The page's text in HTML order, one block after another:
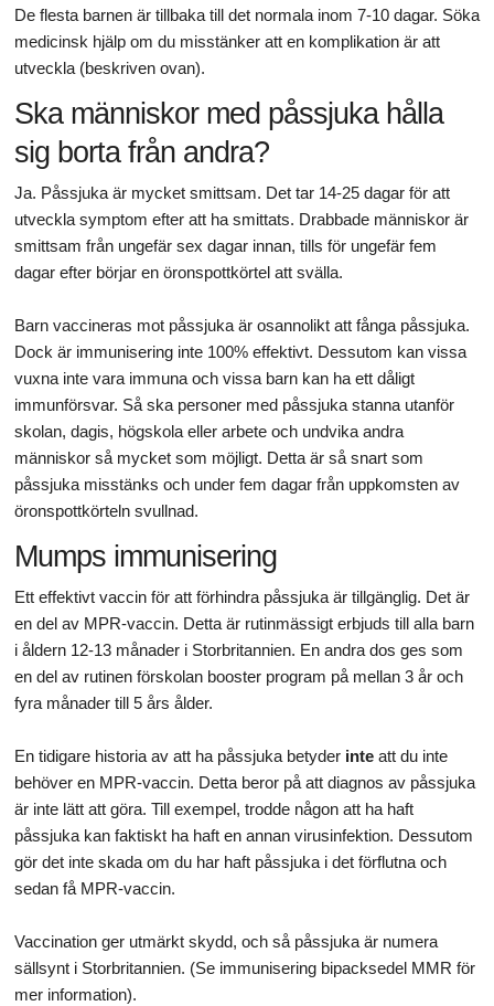
De flesta barnen är tillbaka till det normala inom 7-10 dagar. Söka
medicinsk hjälp om du misstänker att en komplikation är att
utveckla (beskriven ovan).
Ska människor med påssjuka hålla
sig borta från andra?
Ja. Påssjuka är mycket smittsam. Det tar 14-25 dagar för att
utveckla symptom efter att ha smittats. Drabbade människor är
smittsam från ungefär sex dagar innan, tills för ungefär fem
dagar efter börjar en öronspottkörtel att svälla.
Barn vaccineras mot påssjuka är osannolikt att fånga påssjuka.
Dock är immunisering inte 100% effektivt. Dessutom kan vissa
vuxna inte vara immuna och vissa barn kan ha ett dåligt
immunförsvar. Så ska personer med påssjuka stanna utanför
skolan, dagis, högskola eller arbete och undvika andra
människor så mycket som möjligt. Detta är så snart som
påssjuka misstänks och under fem dagar från uppkomsten av
öronspottkörteln svullnad.
Mumps immunisering
Ett effektivt vaccin för att förhindra påssjuka är tillgänglig. Det är
en del av MPR-vaccin. Detta är rutinmässigt erbjuds till alla barn
i åldern 12-13 månader i Storbritannien. En andra dos ges som
en del av rutinen förskolan booster program på mellan 3 år och
fyra månader till 5 års ålder.
En tidigare historia av att ha påssjuka betyder inte att du inte
behöver en MPR-vaccin. Detta beror på att diagnos av påssjuka
är inte lätt att göra. Till exempel, trodde någon att ha haft
påssjuka kan faktiskt ha haft en annan virusinfektion. Dessutom
gör det inte skada om du har haft påssjuka i det förflutna och
sedan få MPR-vaccin.
Vaccination ger utmärkt skydd, och så påssjuka är numera
sällsynt i Storbritannien. (Se immunisering bipacksedel MMR för
mer information).